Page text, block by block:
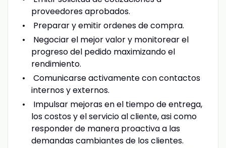
proveedores aprobados.
Preparar y emitir ordenes de compra.
Negociar el mejor valor y monitorear el
progreso del pedido maximizando el
rendimiento.
Comunicarse activamente con contactos
internos y externos.
Impulsar mejoras en el tiempo de entrega,
los costos y el servicio al cliente, asi como
responder de manera proactiva a las
demandas cambiantes de los clientes.